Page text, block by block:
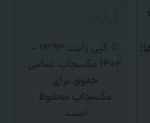
۱۴۰۲ عکسچاپ
تمامی
حقوق برای
عکسچاپ محفوظ
است.